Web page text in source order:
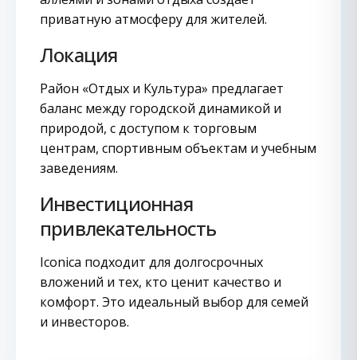
приватную атмосферу для жителей.
Локация
Район «Отдых и Культура» предлагает
баланс между городской динамикой и
природой, с доступом к торговым
центрам, спортивным объектам и учебным
заведениям.
Инвестиционная
привлекательность
Iconica подходит для долгосрочных
вложений и тех, кто ценит качество и
комфорт. Это идеальный выбор для семей
и инвесторов.